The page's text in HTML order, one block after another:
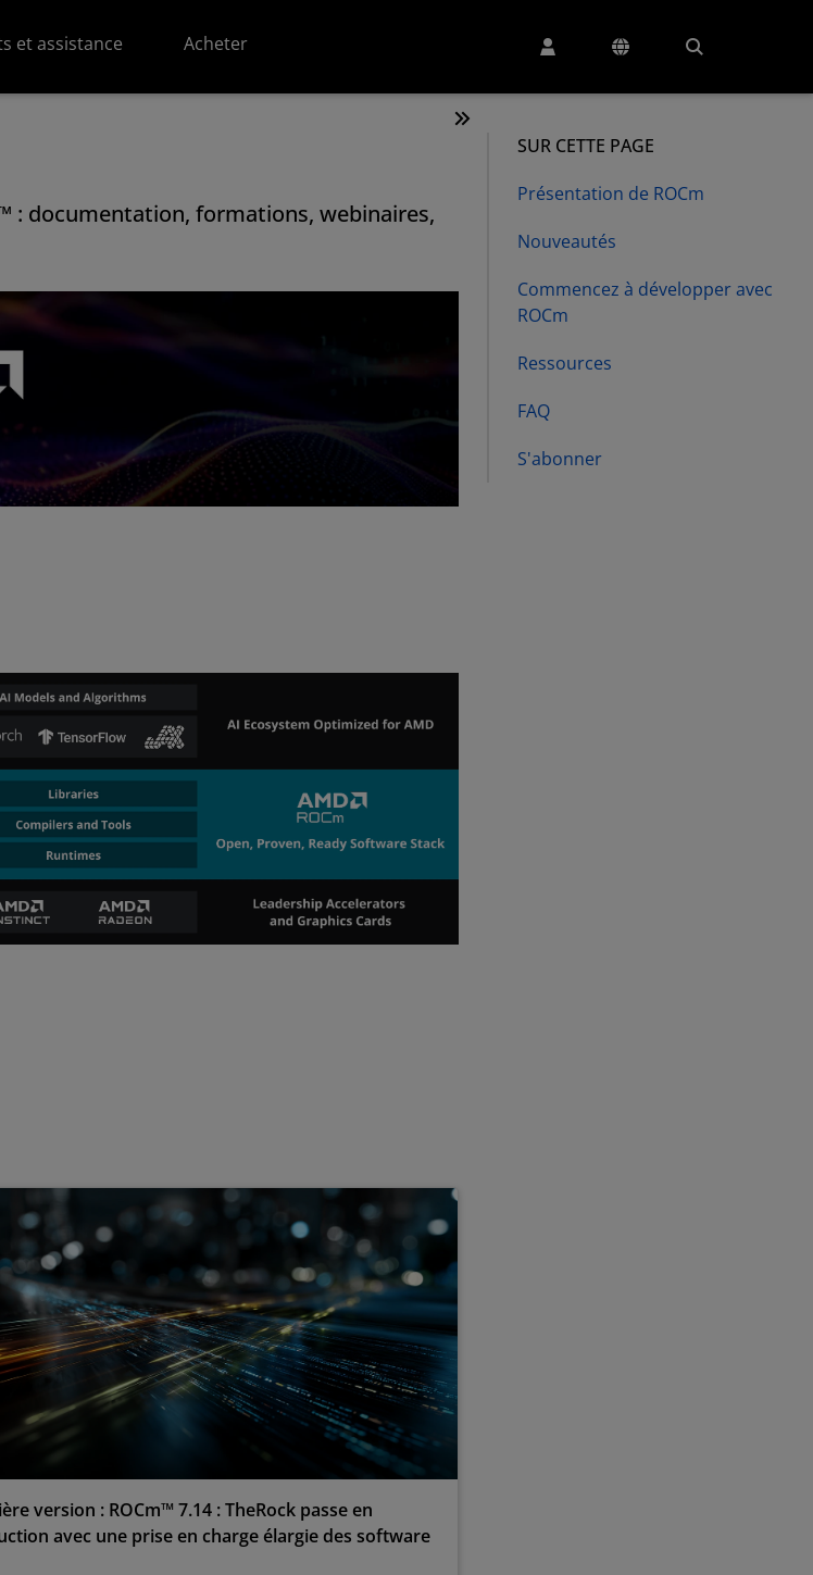
et assistance Acheter
: documentation, formations, webinaires,
version : ROCm™ 7.14 : TheRock passe en
avec une prise en charge élargie des software
SUR CETTE PAGE
Présentation de ROCm
Nouveautés
Commencez à développer avec
ROCm
Ressources
FAQ
S'abonner